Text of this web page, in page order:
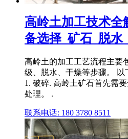
高岭土加工技术全
备选择_矿石_脱水
高岭土的加工工艺流程主要
级、脱水、干燥等步骤。 以
1. 破碎. 高岭土矿石首先需
处理。 .
联系电话: 180 3780 8511